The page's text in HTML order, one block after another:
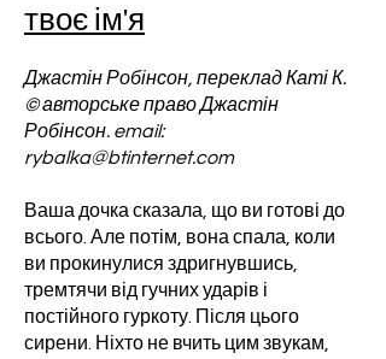
твоє ім'я
Джастін Робінсон, переклад Каті К.
© авторське право Джастін
Робінсон. email:
rybalka@btinternet.com
Ваша дочка сказала, що ви готові до
всього. Але потім, вона спала, коли
ви прокинулися здригнувшись,
тремтячи від гучних ударів і
постійного гуркоту. Після цього
сирени. Ніхто не вчить цим звукам,